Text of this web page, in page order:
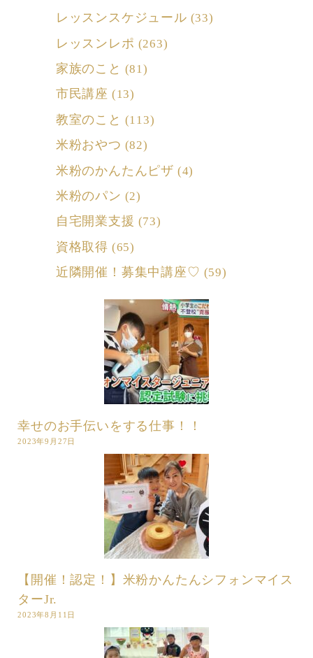
レッスンスケジュール (33)
レッスンレポ (263)
家族のこと (81)
市民講座 (13)
教室のこと (113)
米粉おやつ (82)
米粉のかんたんピザ (4)
米粉のパン (2)
自宅開業支援 (73)
資格取得 (65)
近隣開催！募集中講座♡ (59)
幸せのお手伝いをする仕事！！
2023年9月27日
【開催！認定！】米粉かんたんシフォンマイス
ターJr.
2023年8月11日